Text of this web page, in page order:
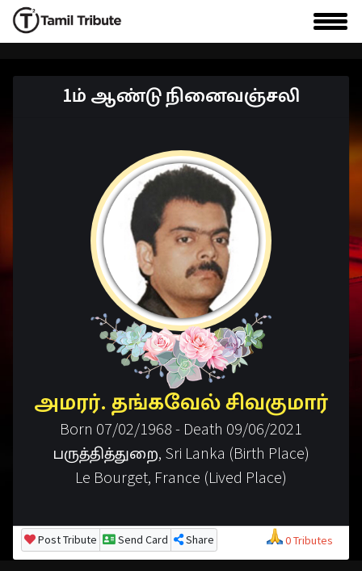
1ம் ஆண்டு நினைவஞ்சலி
அமரர். தங்கவேல் சிவகுமார்
Born 07/02/1968 - Death 09/06/2021
பருத்தித்துறை, Sri Lanka (Birth Place)
Le Bourget, France (Lived Place)
Post Tribute Send Card Share 0 Tributes